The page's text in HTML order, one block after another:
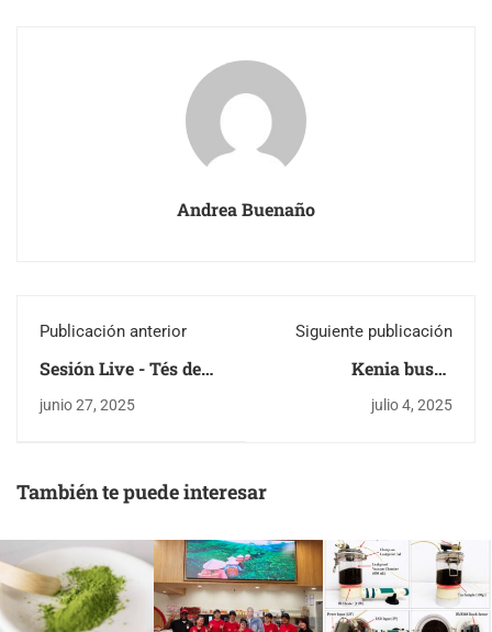
Andrea Buenaño
Publicación anterior
Sesión Live - Tés de
Productoras menos
junio 27, 2025
Siguiente publicación
Kenia busca
Rainforest Alliance
julio 4, 2025
También te puede interesar